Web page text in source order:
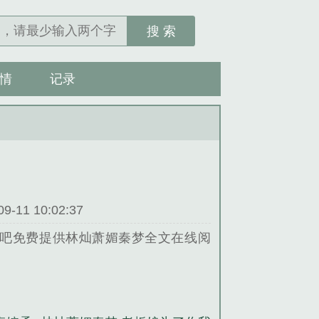
搜 索
记录
11 10:02:37
免费提供林灿萧媚秦梦全文在线阅